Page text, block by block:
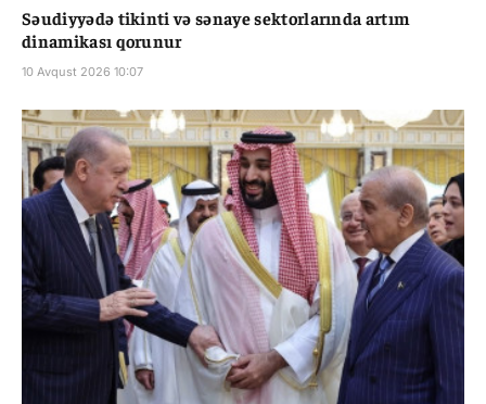
Səudiyyədə tikinti və sənaye sektorlarında artım
dinamikası qorunur
10 Avqust 2026 10:07